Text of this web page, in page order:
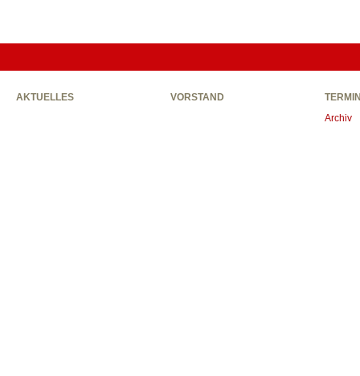
AKTUELLES VORSTAND
Archiv